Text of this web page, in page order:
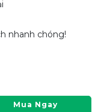
nhanh chóng!
Mua Ngay